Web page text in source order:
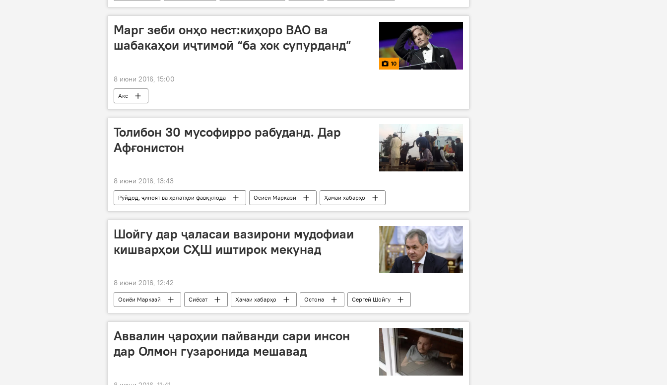
Вазорати маорифу илми Тоҷикистон
Марг зеби онҳо нест:киҳоро ВАО ва
шабакаҳои иҷтимоӣ “ба хок супурданд”
10
8 июни 2016, 15:00
Акс
Толибон 30 мусофирро рабуданд. Дар
Афғонистон
8 июни 2016, 13:43
Рӯйдод, ҷиноят ва ҳолатҳои фавқулода Осиёи Марказӣ
Ҳамаи хабарҳо
Афғонистон
Толибон рабудани 30 нафар мусофирони автобус
Шойгу дар ҷаласаи вазирони мудофиаи
кишварҳои СҲШ иштирок мекунад
8 июни 2016, 12:42
Осиёи Марказӣ Сиёсат Ҳамаи хабарҳо Остона
Сергей Шойгу
Игор Конашенков
СҲШ ҳамкорӣ Амният ва мудофиа Тошканд
Аввалин ҷароҳии пайванди сари инсон
дар Олмон гузаронида мешавад